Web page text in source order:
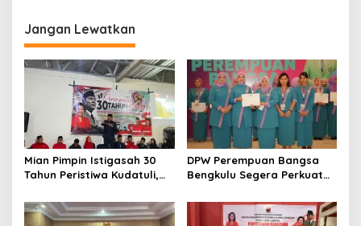
Jangan Lewatkan
Mian Pimpin Istigasah 30
Tahun Peristiwa Kudatuli,
Perkuat Semangat
Kebersamaan
DPW Perempuan Bangsa
Bengkulu Segera Perkuat